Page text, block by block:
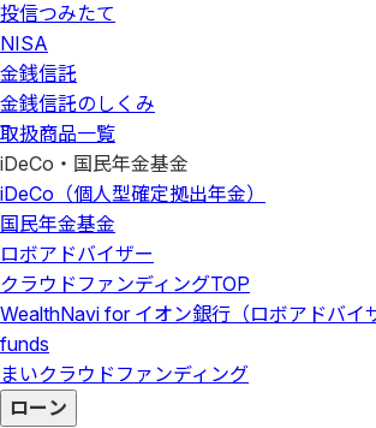
投信つみたて
NISA
金銭信託
金銭信託のしくみ
取扱商品一覧
iDeCo・国民年金基金
iDeCo（個人型確定拠出年金）
国民年金基金
ロボアドバイザー
クラウドファンディングTOP
WealthNavi for イオン銀行（ロボアドバイ
funds
まいクラウドファンディング
ローン